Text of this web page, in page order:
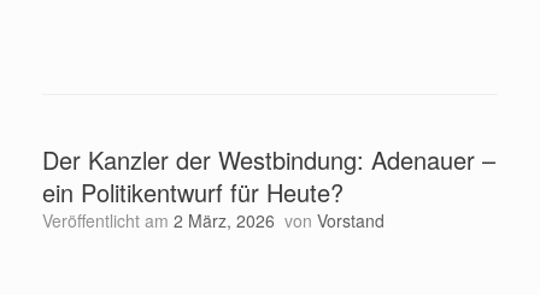
Der Kanzler der Westbindung: Adenauer –
ein Politikentwurf für Heute?
Veröffentlicht am 2 März, 2026 von Vorstand